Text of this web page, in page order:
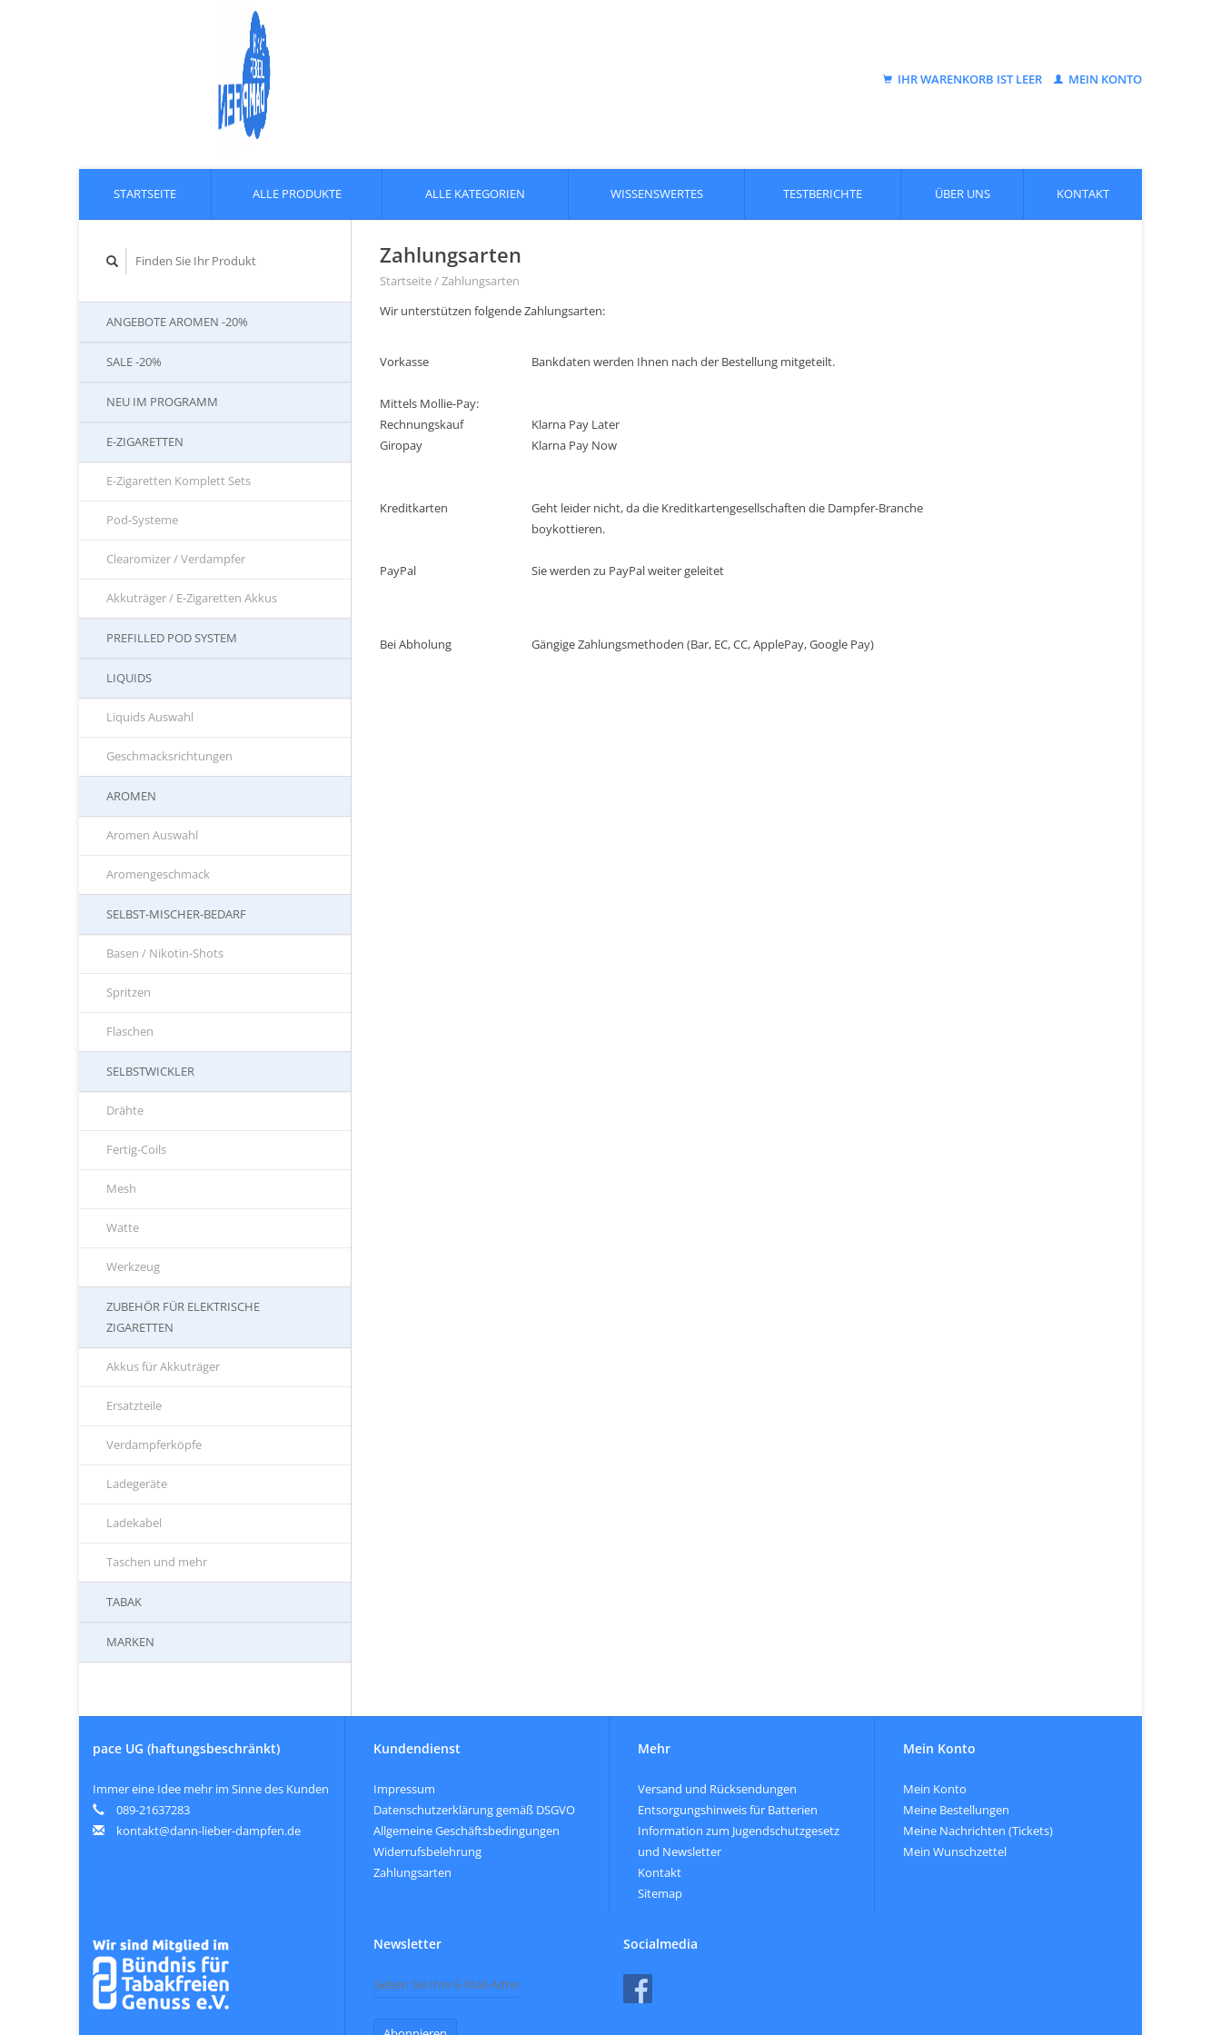
IHR WARENKORB IST LEER MEIN KONTO
STARTSEITE ALLE PRODUKTE ALLE KATEGORIEN WISSENSWERTES TESTBERICHTE ÜBER UNS KONTAKT
ANGEBOTE AROMEN -20%
SALE -20%
NEU IM PROGRAMM
E-ZIGARETTEN
E-Zigaretten Komplett Sets
Pod-Systeme
Clearomizer / Verdampfer
Akkuträger / E-Zigaretten Akkus
PREFILLED POD SYSTEM
LIQUIDS
Liquids Auswahl
Geschmacksrichtungen
AROMEN
Aromen Auswahl
Aromengeschmack
SELBST-MISCHER-BEDARF
Basen / Nikotin-Shots
Spritzen
Flaschen
SELBSTWICKLER
Drähte
Fertig-Coils
Mesh
Watte
Werkzeug
ZUBEHÖR FÜR ELEKTRISCHE
ZIGARETTEN
Akkus für Akkuträger
Ersatzteile
Verdampferköpfe
Ladegeräte
Ladekabel
Taschen und mehr
TABAK
MARKEN
Zahlungsarten
Startseite/Zahlungsarten
Wir unterstützen folgende Zahlungsarten:
Vorkasse Bankdaten werden Ihnen nach der Bestellung mitgeteilt.
Mittels Mollie-Pay:
Rechnungskauf
Giropay
Kreditkarten
Klarna Pay Later
Klarna Pay Now
Geht leider nicht, da die Kreditkartengesellschaften die Dampfer-Branche
boykottieren.
PayPal Sie werden zu PayPal weiter geleitet
Bei Abholung Gängige Zahlungsmethoden (Bar, EC, CC, ApplePay, Google Pay)
pace UG (haftungsbeschränkt)
Immer eine Idee mehr im Sinne des Kunden
089-21637283
kontakt@dann-lieber-dampfen.de
Kundendienst
Impressum
Datenschutzerklärung gemäß DSGVO
Allgemeine Geschäftsbedingungen
Widerrufsbelehrung
Zahlungsarten
Mehr
Versand und Rücksendungen
Entsorgungshinweis für Batterien
Information zum Jugendschutzgesetz
und Newsletter
Kontakt
Sitemap
Mein Konto
Mein Konto
Meine Bestellungen
Meine Nachrichten (Tickets)
Mein Wunschzettel
Newsletter Socialmedia